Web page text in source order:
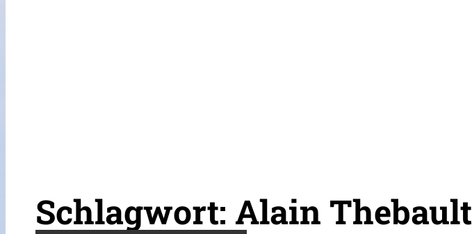
Schlagwort: Alain Thebault